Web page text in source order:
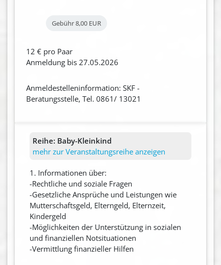
Gebühr8,00 EUR
12 € pro Paar
Anmeldung bis 27.05.2026
Anmeldestelleninformation: SKF -
Beratungsstelle, Tel. 0861/ 13021
Reihe: Baby-Kleinkind
mehr zur Veranstaltungsreihe anzeigen
1. Informationen über:
-Rechtliche und soziale Fragen
-Gesetzliche Ansprüche und Leistungen wie
Mutterschaftsgeld, Elterngeld, Elternzeit,
Kindergeld
-Möglichkeiten der Unterstützung in sozialen
und finanziellen Notsituationen
-Vermittlung finanzieller Hilfen